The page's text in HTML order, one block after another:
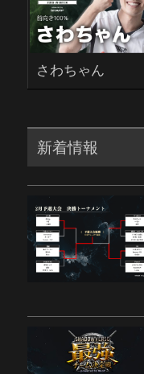
さわちゃん
新着情報